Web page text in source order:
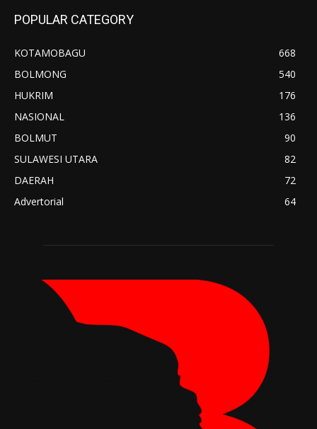
POPULAR CATEGORY
KOTAMOBAGU
668
BOLMONG
540
HUKRIM
176
NASIONAL
136
BOLMUT
90
SULAWESI UTARA
82
DAERAH
72
Advertorial
64